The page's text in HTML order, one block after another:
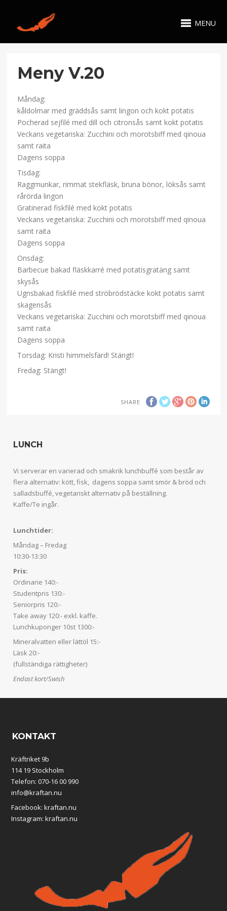
MENU
Meny V.20
Måndag:
kåldolmar med gräddsås samt lingon och kokt potatis
Pocherad sejfilé med dill och citronsås samt kokt potatis
Veckans vegetariska: Zucchini och morotsbiff med qinoua
samt raita
Dagens soppa
Tisdag:
Raggmunkar, rimmat stekfläsk, bruna bönor, löksås samt
rårörda lingon
Gratinerad fiskfilé med kokt potatis
Veckans vegetariska: Zucchini och morotsbiff med qinoua
samt raita
Dagens soppa
Onsdag:
Barbecue bakad fläskkarré med potatisgratäng samt
skysås
Ugnsbakad fiskfilé med ströbrödstäcke kokt potatis samt
skagensås
Veckans vegetariska: Zucchini och morotsbiff med qinoua
samt raita
Dagens soppa
Torsdag: Kristi himmelsfärd! Stängt!
Fredag: Stängt!
SHARE
LUNCH
Vi serverar en varierad och smakrik lunchbuffé som består av
flera alternativ: kött, fisk, dagens soppa samt smör & bröd och
salladsbuffé, vegetariskt alternativ på beställning.
Kaffe/Te ingår.
Lunchtider:
Måndag – Fredag
10:30-13:30
Pris:
Ordinarie 140:-
Studentpris 130:-
Seniorpris 120:-
Take away 120:- exkl. kaffe.
Lunchkuponger 10st 1300:-
Mineralvatten eller lättöl 15:-
Läsk 20:-
(fullständiga rättigheter)
Endast kort/Swish
KONTAKT
Kräftriket 9b
114 19 Stockholm
Telefon: 070-16 00 990
info@kraftan.nu
Facebook:kraftan.nu
Instagram:kraftan.nu